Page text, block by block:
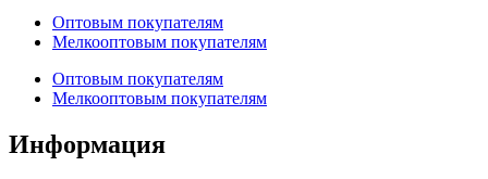
Оптовым покупателям
Мелкооптовым покупателям
Оптовым покупателям
Мелкооптовым покупателям
Информация